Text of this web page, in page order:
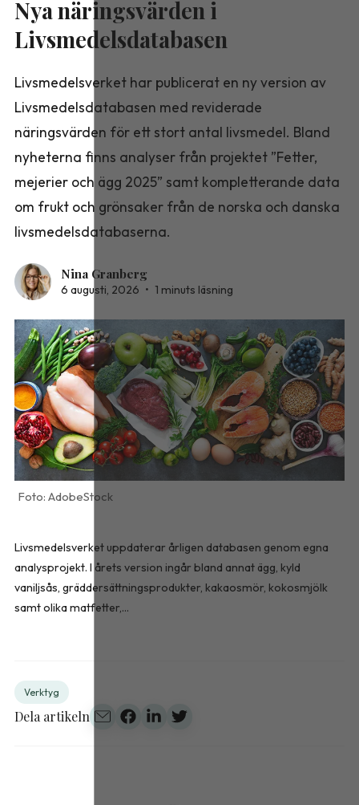
Nya näringsvärden i
Livsmedelsdatabasen
Livsmedelsverket har publicerat en ny version av
Livsmedelsdatabasen med reviderade
näringsvärden för ett stort antal livsmedel. Bland
nyheterna finns analyser från projektet ”Fetter,
mejerier och ägg 2025” samt kompletterande data
om frukt och grönsaker från de norska och danska
livsmedelsdatabaserna.
Nina Granberg
6 augusti, 2026 • 1 minuts läsning
AdobeStock
Livsmedelsverket uppdaterar årligen databasen genom egna
analysprojekt. I årets version ingår bland annat ägg, kyld
vaniljsås, gräddersättningsprodukter, kakaosmör, kokosmjölk
samt olika matfetter,...
Verktyg
Dela artikeln